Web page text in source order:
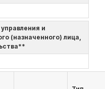
и
(назначенного) лица,